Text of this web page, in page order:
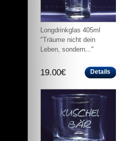
Longdrinkglas 405ml
"Träume nicht dein
Leben, sondern..."
19.00€ Details